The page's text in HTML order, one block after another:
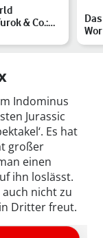
& Co.:
Indominus
Jurassic
Es hat
großer
einen
ihn loslässt.
nicht zu
Dritter freut.